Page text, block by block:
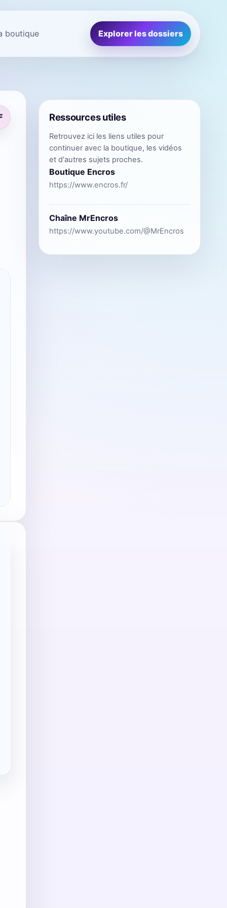
boutique Explorer les dossiers
Ressources utiles
Retrouvez ici les liens utiles pour
continuer avec la boutique, les vidéos
et d'autres sujets proches.
Boutique Encros
https://www.encros.fr/
Chaîne MrEncros
https://www.youtube.com/@MrEncros